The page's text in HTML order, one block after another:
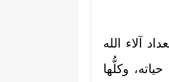
آلاء الله
وكلُّها